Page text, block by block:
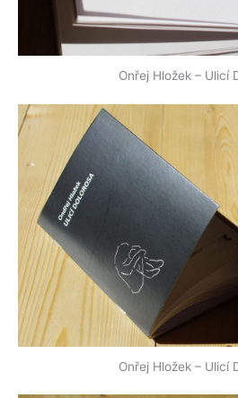
Onřej Hložek – Ulicí
Onřej Hložek – Ulicí